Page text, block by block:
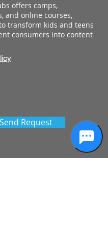
offers camps,
and online courses,
transform kids and teens
consumers into content
Send Request